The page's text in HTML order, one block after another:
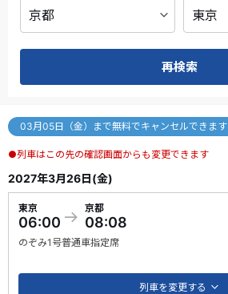
再検索
03月05日（金）まで無料でキャンセルできます
●列車はこの先の確認画面からも変更できます
2027年3月26日(金)
東京
06:00
京都
08:08
のぞみ1号普通車指定席
列車を変更する